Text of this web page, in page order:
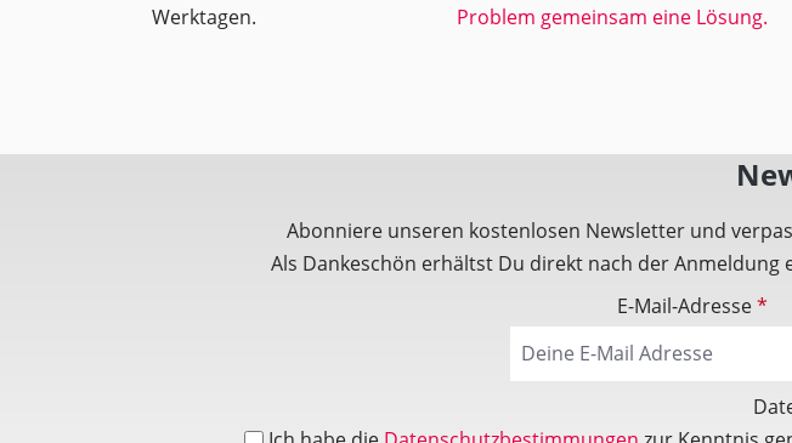
Werktagen.
Problem gemeinsam eine Lösung.
Abonniere unseren kostenlosen Newsletter und
Als Dankeschön erhältst Du direkt nach der Anmeldung
E-Mail-Adresse*